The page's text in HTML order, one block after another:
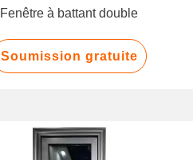
Fenêtre à battant double
Soumission gratuite